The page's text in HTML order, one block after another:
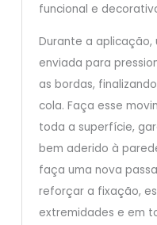
funcional e
Durante a aplicação,
enviada para
as bordas,
cola. Faça esse
toda a superfície,
bem aderido à
faça uma nova
reforçar a fixação,
extremidades e em